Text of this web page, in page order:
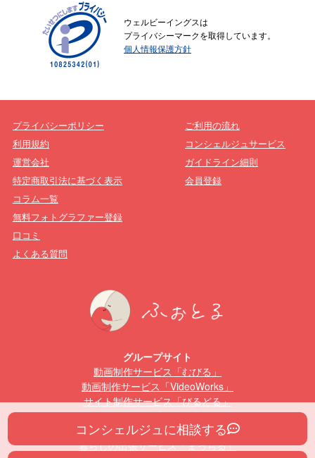
ウェルビーイングスは
プライバシーマークを取得しています。
個人情報保護方針
プライバシーポリシー
利用規約
運営会社
特定商取引法に基づく表示
ご利用の流れ
コンシェルジュサービス
ガイドライン細則
会員登録
コラム一覧
無料フォトグラファー登録
口コミ
よくある質問
グループサイト
動画制作サービス「むびる」
動画制作サービス「VideoWorks」
サイト制作サービス「びるどる」
動画編集スクール「むびるスクール」
Webデザインスクール「びるどるスクール」
暮らしの出張サービス「まっちる」
コンシェルジュに相談する